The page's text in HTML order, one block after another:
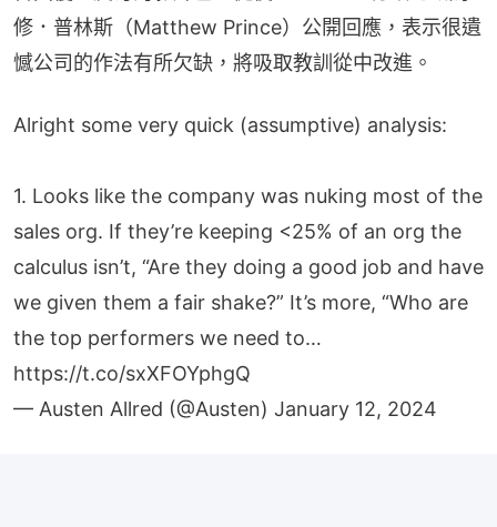
修．普林斯（Matthew Prince）公開回應，表示很遺
憾公司的作法有所欠缺，將吸取教訓從中改進。
Alright some very quick (assumptive) analysis:
1. Looks like the company was nuking most of the
sales org. If they’re keeping <25% of an org the
calculus isn’t, “Are they doing a good job and have
we given them a fair shake?” It’s more, “Who are
the top performers we need to…
https://t.co/sxXFOYphgQ
— Austen Allred (@Austen) January 12, 2024